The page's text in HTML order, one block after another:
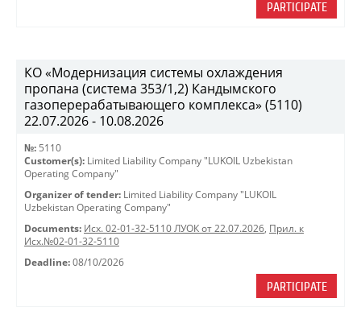
PARTICIPATE
КО «Модернизация системы охлаждения
пропана (система 353/1,2) Кандымского
газоперерабатывающего комплекса» (5110)
22.07.2026 - 10.08.2026
№: 5110
Customer(s): Limited Liability Company "LUKOIL Uzbekistan
Operating Company"
Organizer of tender: Limited Liability Company "LUKOIL
Uzbekistan Operating Company"
Documents: Исх. 02-01-32-5110 ЛУОК от 22.07.2026, Прил. к
Исх.№02-01-32-5110
Deadline: 08/10/2026
PARTICIPATE